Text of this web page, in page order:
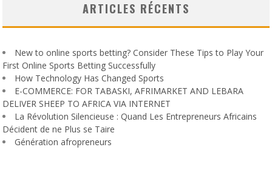
ARTICLES RÉCENTS
New to online sports betting? Consider These Tips to Play Your
First Online Sports Betting Successfully
How Technology Has Changed Sports
E-COMMERCE: FOR TABASKI, AFRIMARKET AND LEBARA
DELIVER SHEEP TO AFRICA VIA INTERNET
La Révolution Silencieuse : Quand Les Entrepreneurs Africains
Décident de ne Plus se Taire
Génération afropreneurs